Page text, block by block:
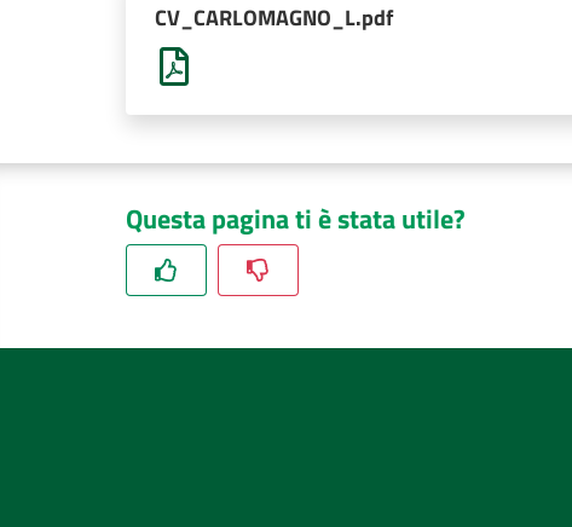
CV_CARLOMAGNO_L.pdf
Questa pagina ti è stata utile?